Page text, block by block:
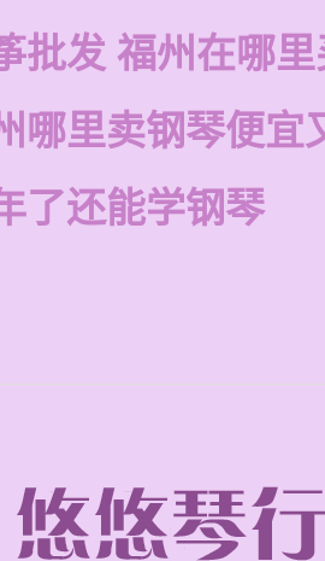
批发 福州在哪
哪里卖钢琴便宜
了还能学钢琴